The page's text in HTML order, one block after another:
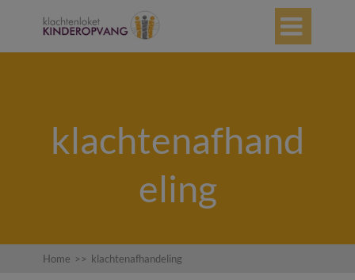

klachtenafhand
eling
Home >> klachtenafhandeling